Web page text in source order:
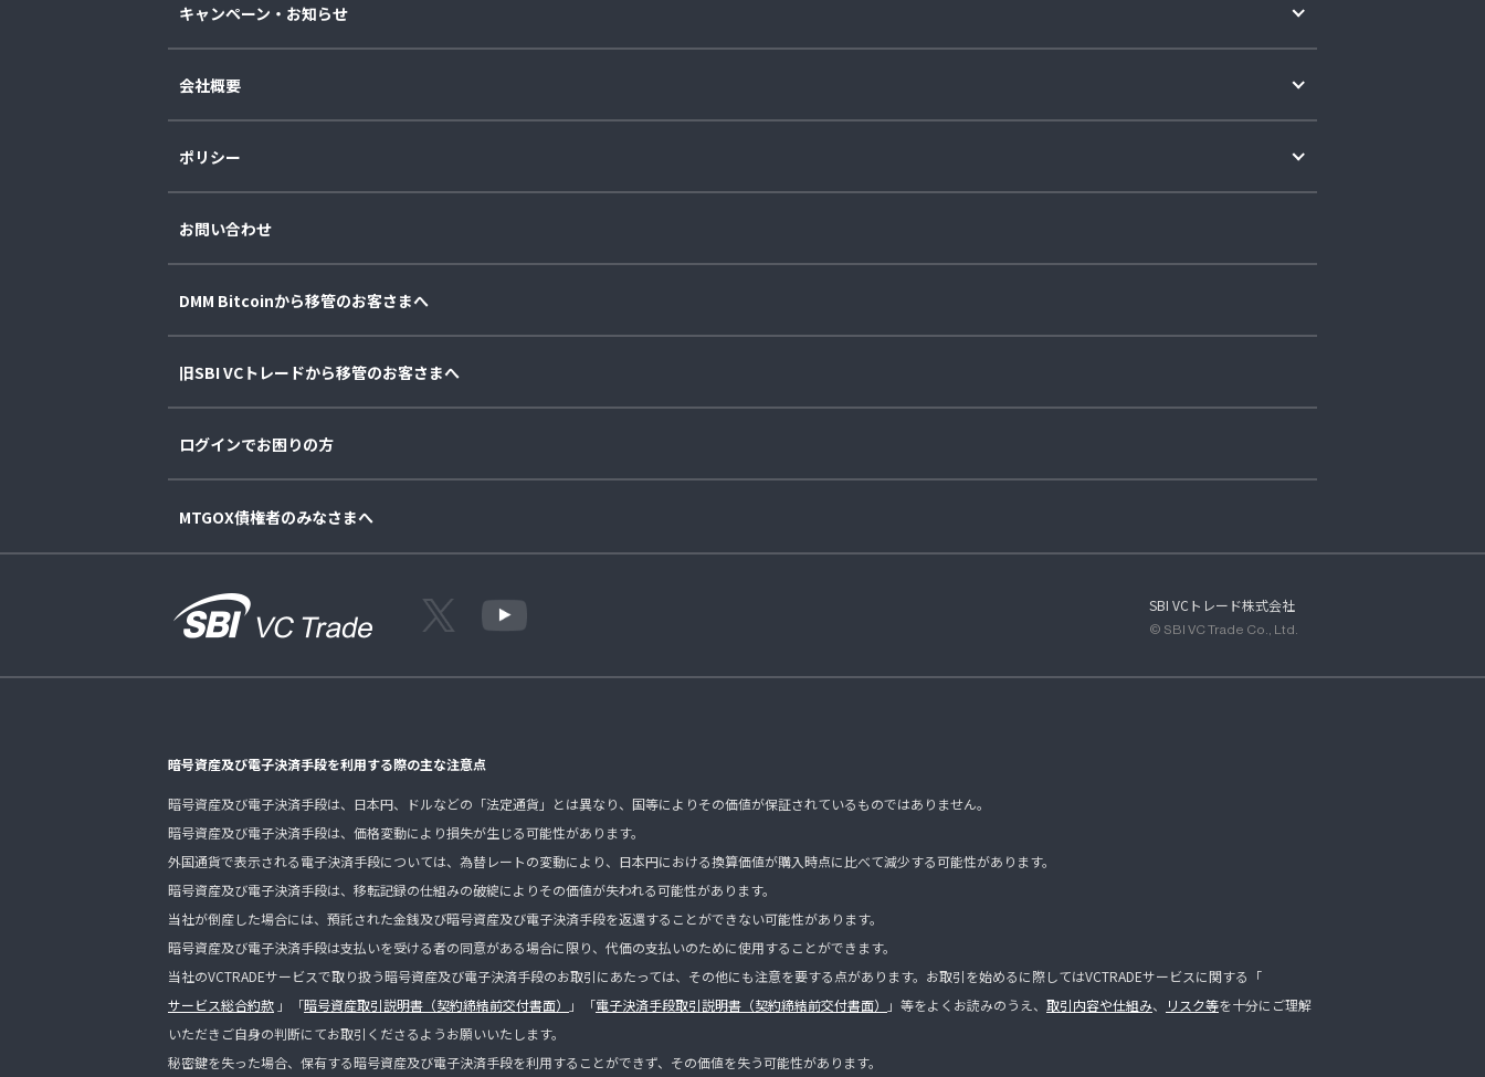
キャンペーン・お知らせ
会社概要
ポリシー
お問い合わせ
DMM Bitcoinから移管のお客さまへ
旧SBI VCトレードから移管のお客さまへ
ログインでお困りの方
MTGOX債権者のみなさまへ
SBI VCトレード株式会社
© SBI VC Trade Co., Ltd.
暗号資産及び電子決済手段を利用する際の主な注意点
暗号資産及び電子決済手段は、日本円、ドルなどの「法定通貨」とは異なり、国等によりその価値が保証されているものではありません。
暗号資産及び電子決済手段は、価格変動により損失が生じる可能性があります。
外国通貨で表示される電子決済手段については、為替レートの変動により、日本円における換算価値が購入時点に比べて減少する可能性があります。
暗号資産及び電子決済手段は、移転記録の仕組みの破綻によりその価値が失われる可能性があります。
当社が倒産した場合には、預託された金銭及び暗号資産及び電子決済手段を返還することができない可能性があります。
暗号資産及び電子決済手段は支払いを受ける者の同意がある場合に限り、代価の支払いのために使用することができます。
当社のVCTRADEサービスで取り扱う暗号資産及び電子決済手段のお取引にあたっては、その他にも注意を要する点があります。お取引を始めるに際してはVCTRADEサービスに関する「
サービス総合約款 」「暗号資産取引説明書（契約締結前交付書面） 」「電子決済手段取引説明書（契約締結前交付書面） 」等をよくお読みのうえ、 取引内容や仕組み、 リスク等を十分にご理解
いただきご自身の判断にてお取引くださるようお願いいたします。
秘密鍵を失った場合、保有する暗号資産及び電子決済手段を利用することができず、その価値を失う可能性があります。